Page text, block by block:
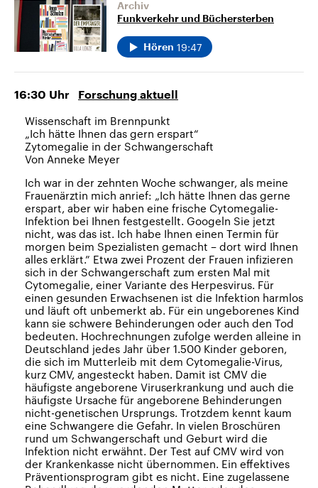
Archiv
Funkverkehr und Büchersterben
Hören 19:47
16:30 Uhr Forschung aktuell
Wissenschaft im Brennpunkt
„Ich hätte Ihnen das gern erspart“
Zytomegalie in der Schwangerschaft
Von Anneke Meyer
Ich war in der zehnten Woche schwanger, als meine
Frauenärztin mich anrief: „Ich hätte Ihnen das gerne
erspart, aber wir haben eine frische Cytomegalie-
Infektion bei Ihnen festgestellt. Googeln Sie jetzt
nicht, was das ist. Ich habe Ihnen einen Termin für
morgen beim Spezialisten gemacht – dort wird Ihnen
alles erklärt.” Etwa zwei Prozent der Frauen infizieren
sich in der Schwangerschaft zum ersten Mal mit
Cytomegalie, einer Variante des Herpesvirus. Für
einen gesunden Erwachsenen ist die Infektion harmlos
und läuft oft unbemerkt ab. Für ein ungeborenes Kind
kann sie schwere Behinderungen oder auch den Tod
bedeuten. Hochrechnungen zufolge werden alleine in
Deutschland jedes Jahr über 1.500 Kinder geboren,
die sich im Mutterleib mit dem Cytomegalie-Virus,
kurz CMV, angesteckt haben. Damit ist CMV die
häufigste angeborene Viruserkrankung und auch die
häufigste Ursache für angeborene Behinderungen
nicht-genetischen Ursprungs. Trotzdem kennt kaum
eine Schwangere die Gefahr. In vielen Broschüren
rund um Schwangerschaft und Geburt wird die
Infektion nicht erwähnt. Der Test auf CMV wird von
der Krankenkasse nicht übernommen. Ein effektives
Präventionsprogram gibt es nicht. Eine zugelassene